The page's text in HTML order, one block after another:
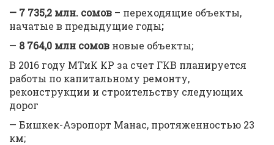
— 7 735,2 млн. сомов – переходящие объекты,
начатые в предыдущие годы;
— 8 764,0 млн сомов новые объекты;
В 2016 году МТиК КР за счет ГКВ планируется
работы по капитальному ремонту,
реконструкции и строительству следующих
дорог
— Бишкек-Аэропорт Манас, протяженностью 23
км;